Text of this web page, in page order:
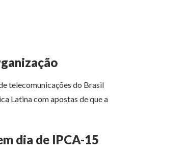
telecomunicações do Brasil
Latina com apostas de que a
dia de IPCA-15